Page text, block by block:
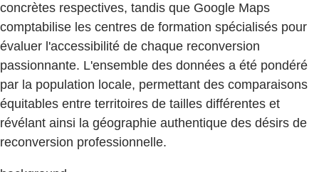
concrètes respectives, tandis que Google Maps
comptabilise les centres de formation spécialisés pour
évaluer l'accessibilité de chaque reconversion
passionnante. L'ensemble des données a été pondéré
par la population locale, permettant des comparaisons
équitables entre territoires de tailles différentes et
révélant ainsi la géographie authentique des désirs de
reconversion professionnelle.